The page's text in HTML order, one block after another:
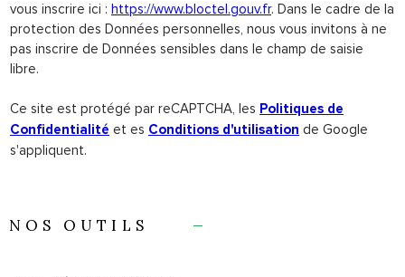
vous inscrire ici : https://www.bloctel.gouv.fr. Dans le cadre de la
protection des Données personnelles, nous vous invitons à ne
pas inscrire de Données sensibles dans le champ de saisie
libre.
Ce site est protégé par reCAPTCHA, les Politiques de
Confidentialité et es Conditions d'utilisation de Google
s'appliquent.
NOS OUTILS